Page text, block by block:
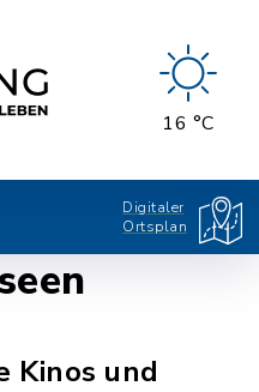
16 °C
Digitaler
Ortsplan
Kinos und